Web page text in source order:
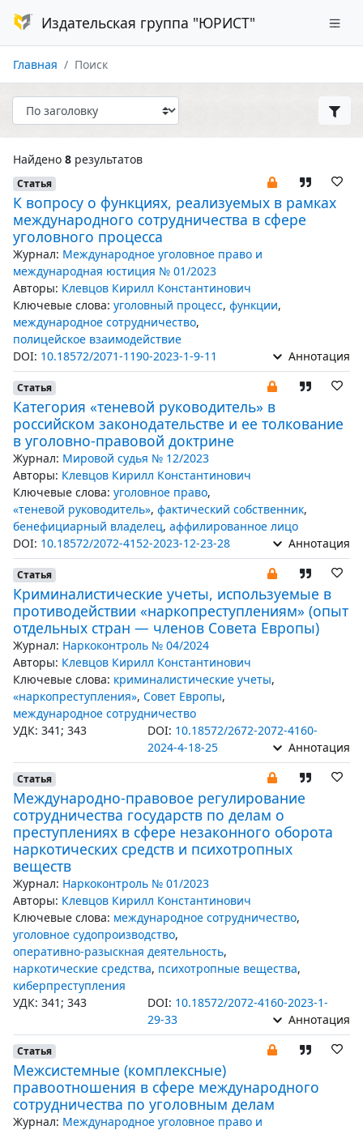
Издательская группа "ЮРИСТ"
Главная Поиск
Найдено 8 результатов
Статья
К вопросу о функциях, реализуемых в рамках
международного сотрудничества в сфере
уголовного процесса
Журнал: Международное уголовное право и
международная юстиция № 01/2023
Авторы: Клевцов Кирилл Константинович
Ключевые слова: уголовный процесс, функции,
международное сотрудничество,
полицейское взаимодействие
DOI: 10.18572/2071-1190-2023-1-9-11 Аннотация
Статья
Категория «теневой руководитель» в
российском законодательстве и ее толкование
в уголовно-правовой доктрине
Журнал: Мировой судья № 12/2023
Авторы: Клевцов Кирилл Константинович
Ключевые слова: уголовное право,
«теневой руководитель», фактический собственник,
бенефициарный владелец, аффилированное лицо
DOI: 10.18572/2072-4152-2023-12-23-28 Аннотация
Статья
Криминалистические учеты, используемые в
противодействии «наркопреступлениям» (опыт
отдельных стран — членов Совета Европы)
Журнал: Наркоконтроль № 04/2024
Авторы: Клевцов Кирилл Константинович
Ключевые слова: криминалистические учеты,
«наркопреступления», Совет Европы,
международное сотрудничество
УДК: 341; 343
DOI: 10.18572/2672-2072-4160-
2024-4-18-25
Аннотация
Статья
Международно-правовое регулирование
сотрудничества государств по делам о
преступлениях в сфере незаконного оборота
наркотических средств и психотропных
веществ
Журнал: Наркоконтроль № 01/2023
Авторы: Клевцов Кирилл Константинович
Ключевые слова: международное сотрудничество,
уголовное судопроизводство,
оперативно-разыскная деятельность,
наркотические средства, психотропные вещества,
киберпреступления
УДК: 341; 343
DOI: 10.18572/2072-4160-2023-1-
29-33
Аннотация
Статья
Межсистемные (комплексные)
правоотношения в сфере международного
сотрудничества по уголовным делам
Журнал: Международное уголовное право и